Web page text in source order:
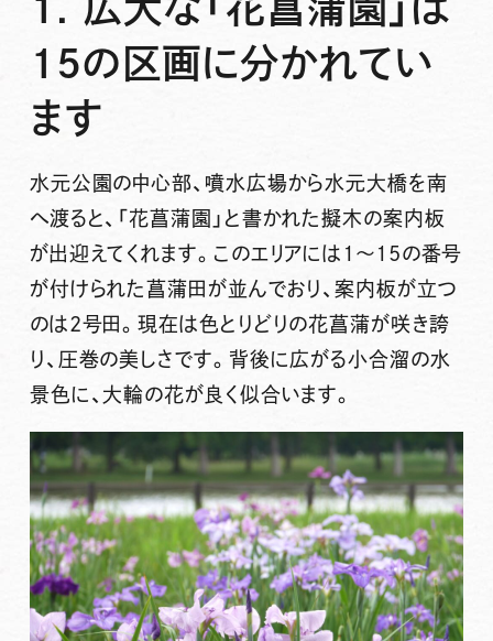
15の区画に分かれてい
ます
水元公園の中心部、噴水広場から水元大橋を南
へ渡ると、「花菖蒲園」と書かれた擬木の案内板
が出迎えてくれます。このエリアには1～15の番号
が付けられた菖蒲田が並んでおり、案内板が立つ
のは2号田。現在は色とりどりの花菖蒲が咲き誇
り、圧巻の美しさです。背後に広がる小合溜の水
景色に、大輪の花が良く似合います。